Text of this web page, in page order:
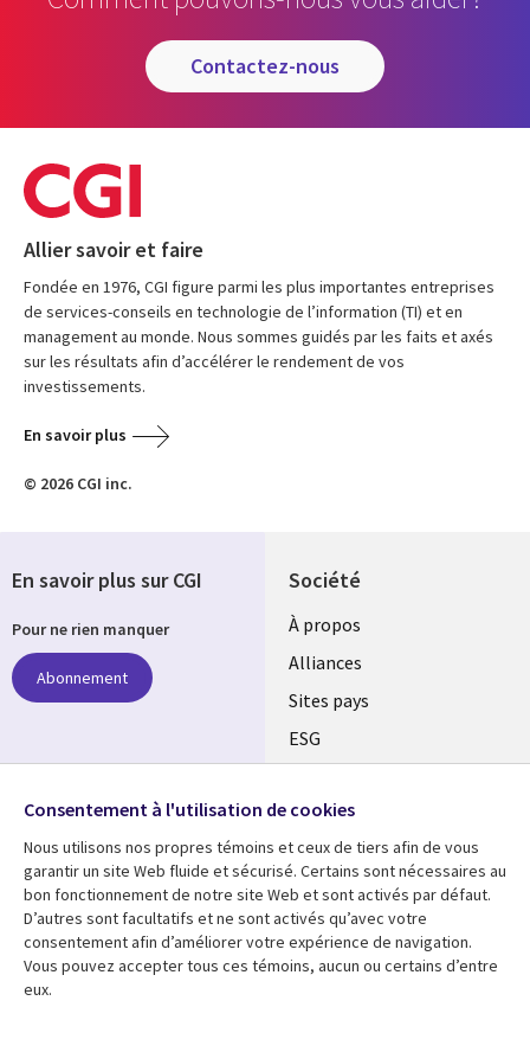
contactez-nous
Allier savoir et faire
Fondée en 1976, CGI figure parmi les plus importantes entreprises
de services-conseils en technologie de l’information (TI) et en
management au monde. Nous sommes guidés par les faits et axés
sur les résultats afin d’accélérer le rendement de vos
investissements.
En savoir plus
© 2026 CGI inc.
Société
À propos
Alliances
Sites pays
ESG
Fusions
Salle de presse
Ressources
Articles
Support
En savoir plus sur CGI
Pour ne rien manquer
Abonnement
Suivez-nous
Social
Media
Global
FR
Consentement à l'utilisation de cookies
Nous utilisons nos propres témoins et ceux de tiers afin de vous
garantir un site Web fluide et sécurisé. Certains sont nécessaires au
bon fonctionnement de notre site Web et sont activés par défaut.
D’autres sont facultatifs et ne sont activés qu’avec votre
consentement afin d’améliorer votre expérience de navigation.
Vous pouvez accepter tous ces témoins, aucun ou certains d’entre
eux.